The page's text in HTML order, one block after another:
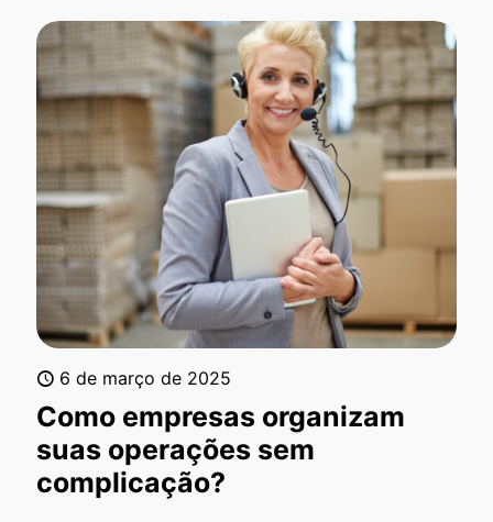
6 de março de 2025
Como empresas organizam
suas operações sem
complicação?